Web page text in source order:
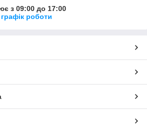
з 09:00 до 17:00
роботи